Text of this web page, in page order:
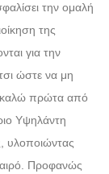
την ομαλή
της
για την
ώστε να μη
καλώ πρώτα από
Υψηλάντη
υλοποιώντας
Προφανώς